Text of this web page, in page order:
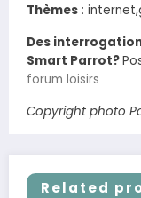
Thèmes :
Des
Smart Parrot?
forum loisirs
Copyright photo
Related